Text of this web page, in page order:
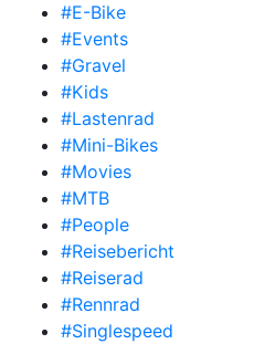
#E-Bike
#Events
#Gravel
#Kids
#Lastenrad
#Mini-Bikes
#Movies
#MTB
#People
#Reisebericht
#Reiserad
#Rennrad
#Singlespeed